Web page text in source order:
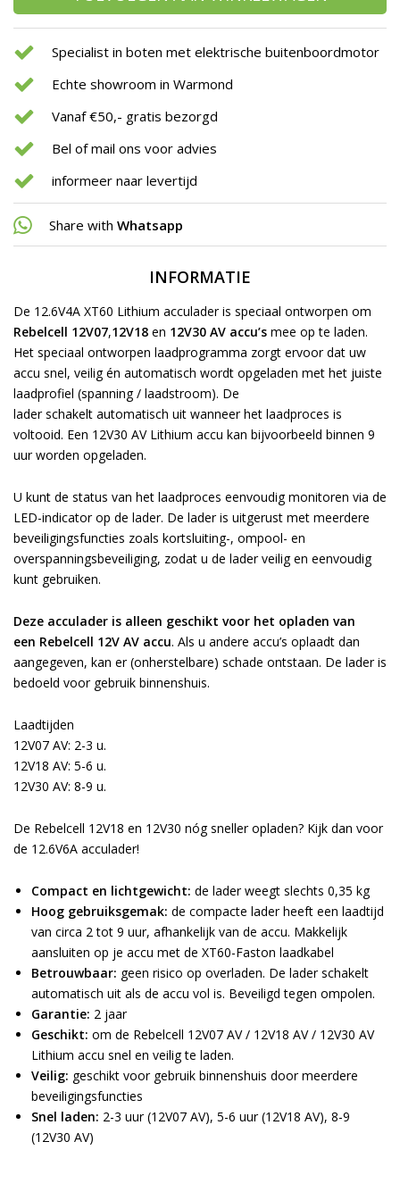
Specialist in boten met elektrische buitenboordmotor
Echte showroom in Warmond
Vanaf €50,- gratis bezorgd
Bel of mail ons voor advies
informeer naar levertijd
Share with Whatsapp
INFORMATIE
De 12.6V4A XT60 Lithium acculader is speciaal ontworpen om
Rebelcell 12V07,12V18 en 12V30 AV accu’s mee op te laden.
Het speciaal ontworpen laadprogramma zorgt ervoor dat uw
accu snel, veilig én automatisch wordt opgeladen met het juiste
laadprofiel (spanning / laadstroom). De
lader schakelt automatisch uit wanneer het laadproces is
voltooid. Een 12V30 AV Lithium accu kan bijvoorbeeld binnen 9
uur worden opgeladen.
U kunt de status van het laadproces eenvoudig monitoren via de
LED-indicator op de lader. De lader is uitgerust met meerdere
beveiligingsfuncties zoals kortsluiting-, ompool- en
overspanningsbeveiliging, zodat u de lader veilig en eenvoudig
kunt gebruiken.
Deze acculader is alleen geschikt voor het opladen van
een Rebelcell 12V AV accu. Als u andere accu’s oplaadt dan
aangegeven, kan er (onherstelbare) schade ontstaan. De lader is
bedoeld voor gebruik binnenshuis.
Laadtijden
12V07 AV: 2-3 u.
12V18 AV: 5-6 u.
12V30 AV: 8-9 u.
De Rebelcell 12V18 en 12V30 nóg sneller opladen? Kijk dan voor
de 12.6V6A acculader!
Compact en lichtgewicht: de lader weegt slechts 0,35 kg
Hoog gebruiksgemak: de compacte lader heeft een laadtijd
van circa 2 tot 9 uur, afhankelijk van de accu. Makkelijk
aansluiten op je accu met de XT60-Faston laadkabel
Betrouwbaar: geen risico op overladen. De lader schakelt
automatisch uit als de accu vol is. Beveiligd tegen ompolen.
Garantie: 2 jaar
Geschikt: om de Rebelcell 12V07 AV / 12V18 AV / 12V30 AV
Lithium accu snel en veilig te laden.
Veilig: geschikt voor gebruik binnenshuis door meerdere
beveiligingsfuncties
Snel laden: 2-3 uur (12V07 AV), 5-6 uur (12V18 AV), 8-9
(12V30 AV)